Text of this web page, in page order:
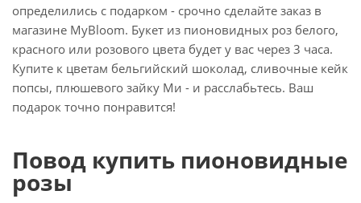
определились с подарком - срочно сделайте заказ в
магазине MyBloom. Букет из пионовидных роз белого,
красного или розового цвета будет у вас через 3 часа.
Купите к цветам бельгийский шоколад, сливочные кейк
попсы, плюшевого зайку Ми - и расслабьтесь. Ваш
подарок точно понравится!
Повод купить пионовидные
розы